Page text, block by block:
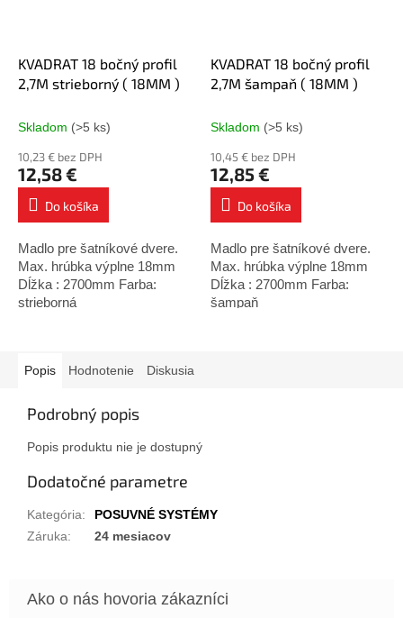
KVADRAT 18 bočný profil
2,7M strieborný ( 18MM )
Skladom (>5 ks)
10,23 € bez DPH
12,58 €
Do košíka
Madlo pre šatníkové dvere.
Max. hrúbka výplne 18mm
Dĺžka : 2700mm Farba:
strieborná
KVADRAT 18 bočný profil
2,7M šampaň ( 18MM )
Skladom (>5 ks)
10,45 € bez DPH
12,85 €
Do košíka
Madlo pre šatníkové dvere.
Max. hrúbka výplne 18mm
Dĺžka : 2700mm Farba:
šampaň
Popis Hodnotenie Diskusia
Podrobný popis
Popis produktu nie je dostupný
Dodatočné parametre
Kategória:
POSUVNÉ SYSTÉMY
Záruka: 24 mesiacov